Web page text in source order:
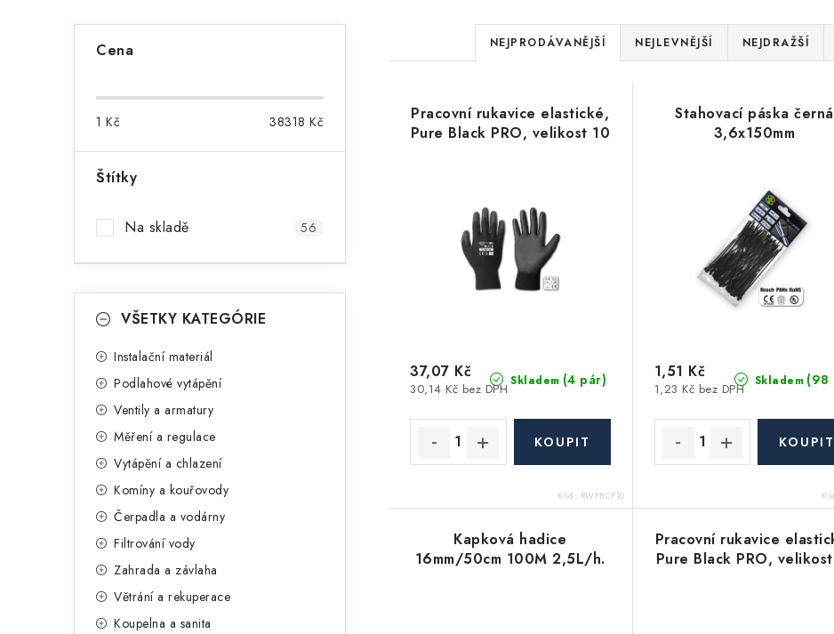
t
n
Cena
1 Kč 38318 Kč
Štítky
Na skladě 56
kategorieVŠETKY KATEGÓRIE
Instalační materiál
Podlahové vytápění
Ventily a armatury
Měření a regulace
Vytápění a chlazení
Komíny a kouřovody
Čerpadla a vodárny
Filtrování vody
Zahrada a závlaha
Větrání a rekuperace
Koupelna a sanita
Ř
a
z
e
í
p
r
u
k
t
NEJPRODÁVANĚJŠÍ NEJLEVNĚJŠÍ NEJDRAŽŠÍ
ů
Pracovní rukavice elastické,
Pure Black PRO, velikost 10
Skladem (4 pár)
30,14 Kč bez DPH
37,07 Kč
Kód: RWPBCP10
Stahovací páska černá
3,6x150mm
Skladem (98
1,23 Kč bez DPH
1,51 Kč
Kapková hadice
16mm/50cm 100M 2,5L/h.
Pracovní rukavice
Pure Black PRO, velikost